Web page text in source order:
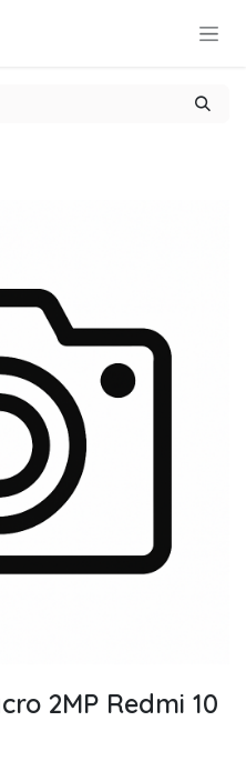
2MP Redmi 10